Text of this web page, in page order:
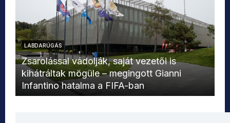
LABDARÚGÁS
Zsarolással vádolják, saját vezetői is
kihátráltak mögüle – megingott Gianni
Infantino hatalma a FIFA-ban